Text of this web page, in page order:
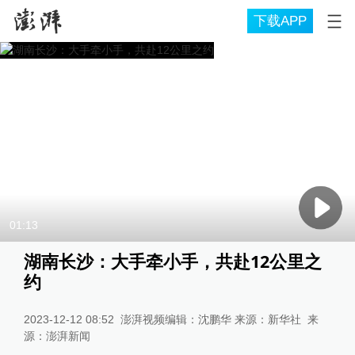
下载APP
01:13
湖南长沙：大手牵小手，共赴12公里之
约
2023-12-12 08:52 澎湃视频编辑：沈鹏华 来源：新华社 来
源： 澎湃新闻